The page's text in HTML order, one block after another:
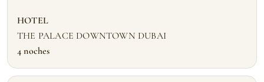
HOTEL
THE PALACE DOWNTOWN DUBAI
4 noches